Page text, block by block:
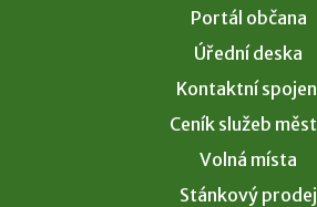
Portál občana
Úřední deska
Kontaktní
Ceník služeb
Volná místa
Stánkový prodej